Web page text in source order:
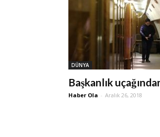
DÜNYA
Başkanlık
Haber Ola - Aralık 26, 2018